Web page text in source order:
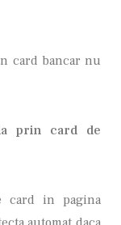
card bancar nu
prin card de
card in pagina